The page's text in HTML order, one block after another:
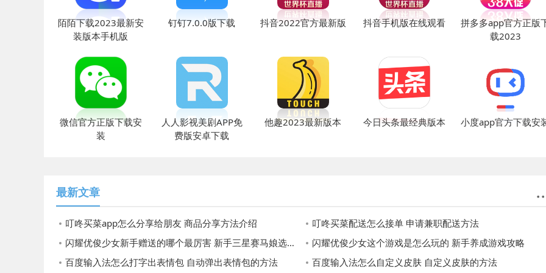
陌陌下载2023最新安
装版本手机版
钉钉7.0.0版下载 抖音2022官方最新版 抖音手机版在线观看
拼多多app官方正版
载2023
微信官方正版下载安
装
人人影视美剧APP免
费版安卓下载
他趣2023最新版本 今日头条最经典版本 小度app官方下载安
最新文章
叮咚买菜app怎么分享给朋友 商品分享方法介绍
叮咚买菜配送怎么接单 申请兼职配送方法
闪耀优俊少女新手赠送的哪个最厉害 新手三星赛马娘选择攻略
闪耀优俊少女这个游戏是怎么玩的 新手养成游戏攻略
百度输入法怎么打字出表情包 自动弹出表情包的方法
百度输入法怎么自定义皮肤 自定义皮肤的方法